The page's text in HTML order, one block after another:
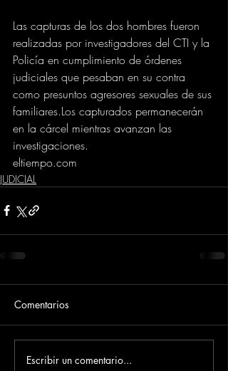
Las capturas de los dos hombres fueron
realizadas por investigadores del CTI y la
Policía en cumplimiento de órdenes
judiciales que pesaban en su contra
como presuntos agresores sexuales de sus
familiares.Los capturados permanecerán
en la cárcel mientras avanzan las
investigaciones.
eltiempo.com
JUDICIAL
Comentarios
Escribir un comentario...